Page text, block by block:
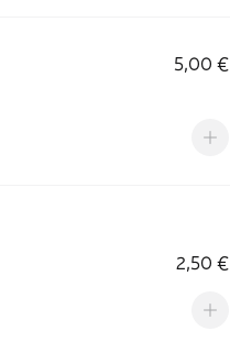
5,00 €
2,50 €